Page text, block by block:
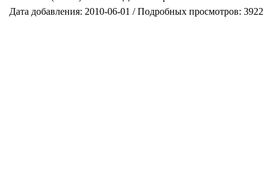
Дата добавления: 2010-06-01 / Подробных просмотров: 3922